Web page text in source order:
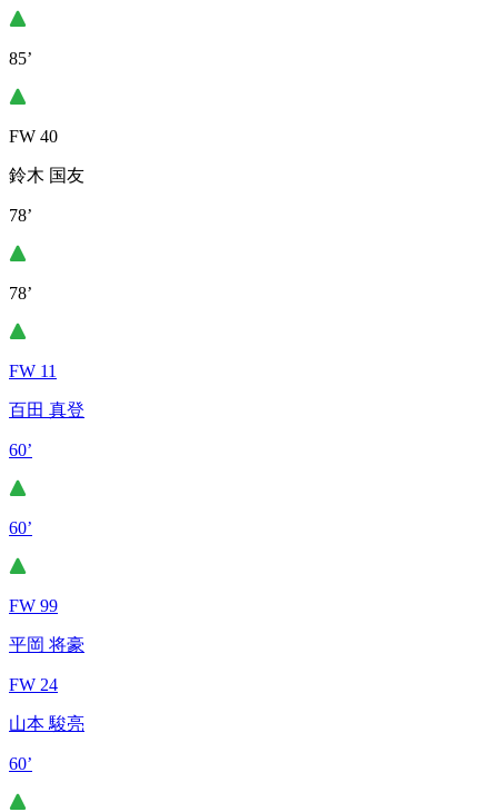
85’
FW 40
鈴木 国友
78’
78’
FW 11
百田 真登
60’
60’
FW 99
平岡 将豪
FW 24
山本 駿亮
60’